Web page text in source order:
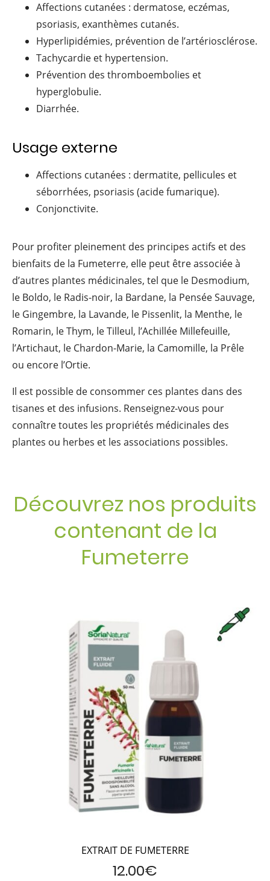
Affections cutanées : dermatose, eczémas,
psoriasis, exanthèmes cutanés.
Hyperlipidémies, prévention de l’artériosclérose.
Tachycardie et hypertension.
Prévention des thromboembolies et
hyperglobulie.
Diarrhée.
Usage externe
Affections cutanées : dermatite, pellicules et
séborrhées, psoriasis (acide fumarique).
Conjonctivite.
Pour profiter pleinement des principes actifs et des
bienfaits de la Fumeterre, elle peut être associée à
d’autres plantes médicinales, tel que le Desmodium,
le Boldo, le Radis-noir, la Bardane, la Pensée Sauvage,
le Gingembre, la Lavande, le Pissenlit, la Menthe, le
Romarin, le Thym, le Tilleul, l’Achillée Millefeuille,
l’Artichaut, le Chardon-Marie, la Camomille, la Prêle
ou encore l’Ortie.
Il est possible de consommer ces plantes dans des
tisanes et des infusions. Renseignez-vous pour
connaître toutes les propriétés médicinales des
plantes ou herbes et les associations possibles.
Découvrez nos produits
contenant de la
Fumeterre
EXTRAIT DE FUMETERRE
12.00€